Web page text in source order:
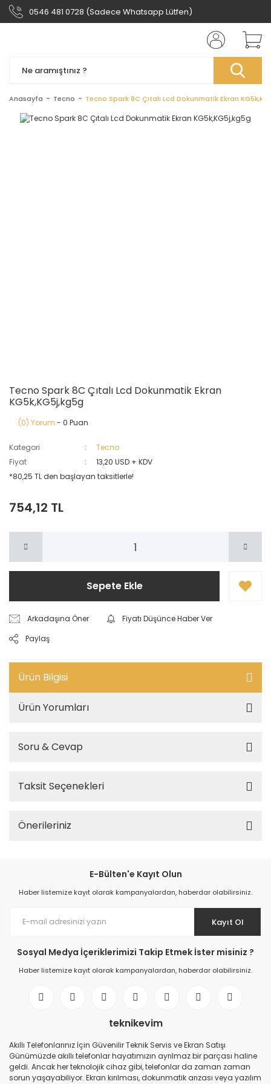
0546 481 0728 (Sadece Whatsapp Lütfen)
Anasayfa Tecno Tecno Spark 8C Çıtalı Lcd Dokunmatik Ekran
Tecno Spark 8C Çıtalı Lcd Dokunmatik Ekran
KG5k,KG5j,kg5g
(0) Yorum - 0 Puan
Kategori
Tecno
Fiyat
13,20 USD + KDV
*80,25 TL den başlayan taksitlerle!
754,12 TL
Sepete Ekle
Arkadaşına Öner
Fiyatı Düşünce Haber Ver
Paylaş
Ürün Bilgisi
Ürün Yorumları
Soru & Cevap
Taksit Seçenekleri
Önerileriniz
E-Bülten'e Kayıt Olun
Haber listemize kayıt olarak kampanyalardan, haberdar olabilirsiniz.
Kayıt Ol
Sosyal Medya İçeriklerimizi Takip Etmek İster misiniz ?
Haber listemize kayıt olarak kampanyalardan, haberdar olabilirsiniz.
teknikevim
Akıllı Telefonlarınız İçin Güvenilir Teknik Servis ve Ekran Satışı
Günümüzde akıllı telefonlar hayatımızın ayrılmaz bir parçası haline
geldi. Ancak her teknolojik cihaz gibi, telefonlar da zaman zaman
sorun yaşayabiliyor. Ekran kırılması, dokunmatik arızası veya yazılım